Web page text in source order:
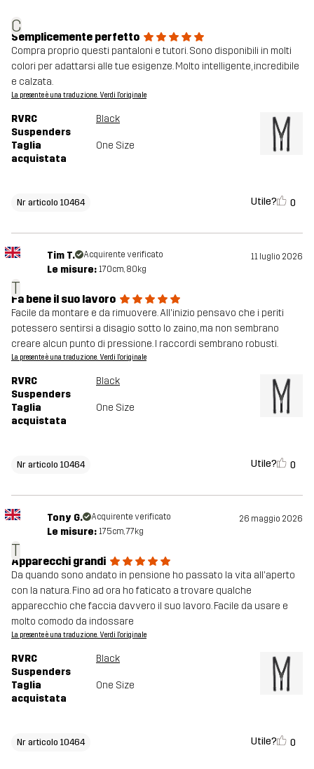
C
Semplicemente perfetto
Compra proprio questi pantaloni e tutori. Sono disponibili in molti
colori per adattarsi alle tue esigenze. Molto intelligente, incredibile
e calzata.
La presente è una traduzione. Verdi l'originale
RVRC
Suspenders
Black
Taglia
acquistata
One Size
Nr articolo 10464 Utile? 0
T
Tim T. Acquirente verificato 11 luglio 2026
Le misure: 170cm, 80kg
Fa bene il suo lavoro
Facile da montare e da rimuovere. All'inizio pensavo che i periti
potessero sentirsi a disagio sotto lo zaino, ma non sembrano
creare alcun punto di pressione. I raccordi sembrano robusti.
La presente è una traduzione. Verdi l'originale
RVRC
Suspenders
Black
Taglia
acquistata
One Size
Nr articolo 10464 Utile? 0
T
Tony G. Acquirente verificato 26 maggio 2026
Le misure: 175cm, 77kg
Apparecchi grandi
Da quando sono andato in pensione ho passato la vita all'aperto
con la natura. Fino ad ora ho faticato a trovare qualche
apparecchio che faccia davvero il suo lavoro. Facile da usare e
molto comodo da indossare
La presente è una traduzione. Verdi l'originale
RVRC
Suspenders
Black
Taglia
acquistata
One Size
Nr articolo 10464 Utile? 0